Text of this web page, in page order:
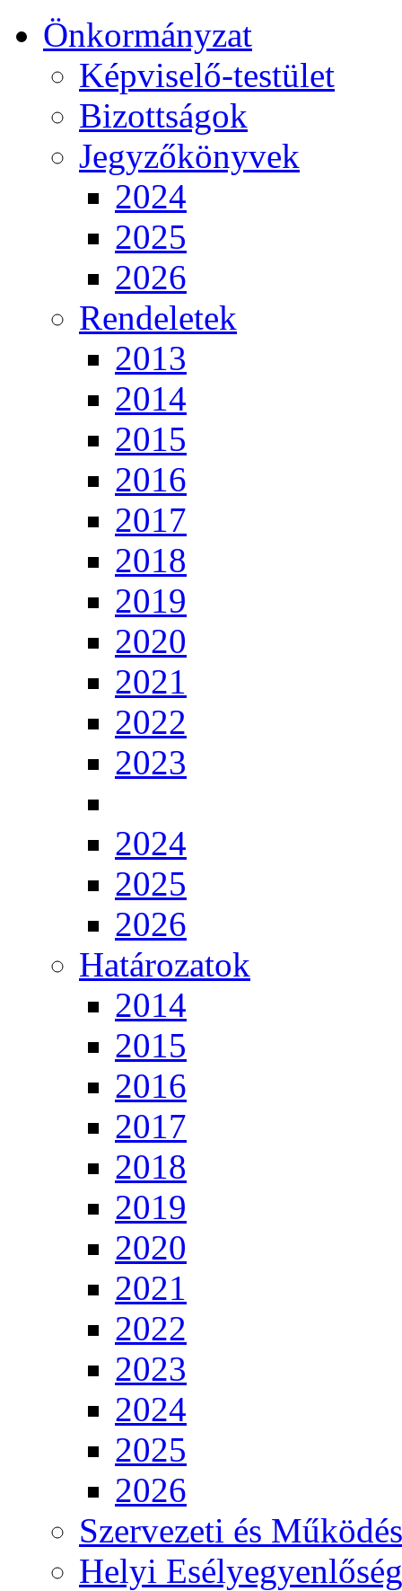
Önkormányzat
Képviselő-testület
Bizottságok
Jegyzőkönyvek
2024
2025
2026
Rendeletek
2013
2014
2015
2016
2017
2018
2019
2020
2021
2022
2023
2024
2025
2026
Határozatok
2014
2015
2016
2017
2018
2019
2020
2021
2022
2023
2024
2025
2026
Szervezeti és
Helyi